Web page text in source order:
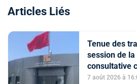
Articles Liés
Tenue des
session de
consultative
un avis sur la
7 août 2026 à